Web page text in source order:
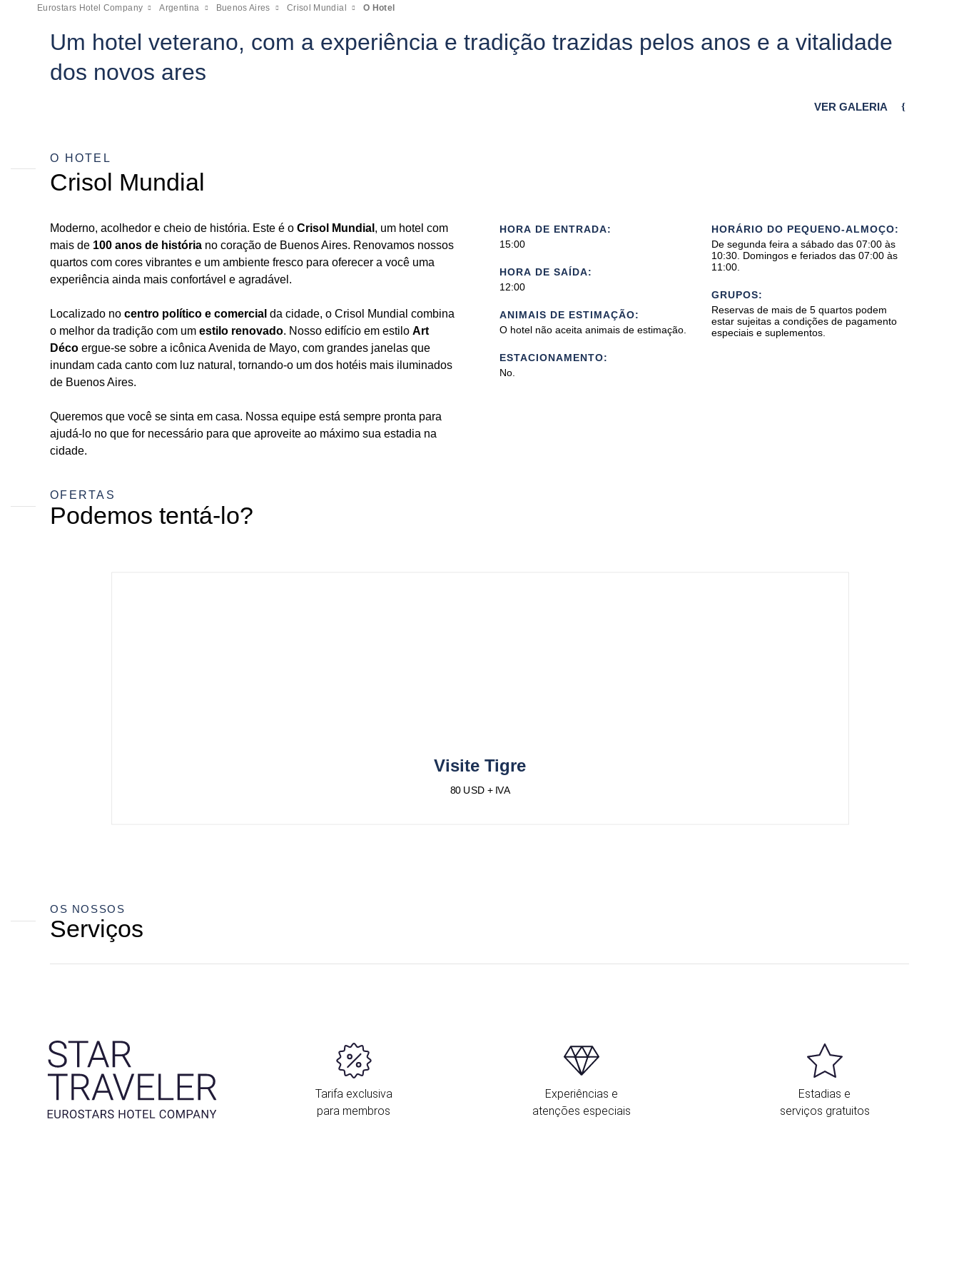
Eurostars Hotel Company Argentina Buenos Aires Crisol Mundial O Hotel
Um hotel veterano, com a experiência e tradição trazidas pelos anos e a vitalidade
dos novos ares
VER GALERIA
O HOTEL
Crisol Mundial
Moderno, acolhedor e cheio de história. Este é o Crisol Mundial , um hotel com
mais de 100 anos de história no coração de Buenos Aires. Renovamos nossos
quartos com cores vibrantes e um ambiente fresco para oferecer a você uma
experiência ainda mais confortável e agradável.
Localizado no centro político e comercial da cidade, o Crisol Mundial combina
o melhor da tradição com um estilo renovado. Nosso edifício em estilo Art
Déco ergue-se sobre a icônica Avenida de Mayo, com grandes janelas que
inundam cada canto com luz natural, tornando-o um dos hotéis mais iluminados
de Buenos Aires.
Queremos que você se sinta em casa. Nossa equipe está sempre pronta para
ajudá-lo no que for necessário para que aproveite ao máximo sua estadia na
cidade.
HORA DE ENTRADA:
15:00
HORA DE SAÍDA:
12:00
ANIMAIS DE ESTIMAÇÃO:
O hotel não aceita animais de estimação.
ESTACIONAMENTO:
No.
HORÁRIO DO PEQUENO-ALMOÇO:
De segunda feira a sábado das 07:00 às
10:30. Domingos e feriados das 07:00 às
11:00.
GRUPOS:
Reservas de mais de 5 quartos podem
estar sujeitas a condições de pagamento
especiais e suplementos.
OFERTAS
Podemos tentá-lo?
Visite Tigre
80 USD + IVA
OS NOSSOS
Serviços
Tarifa exclusiva
para membros
Experiências e
atenções especiais
Estadias e
serviços gratuitos